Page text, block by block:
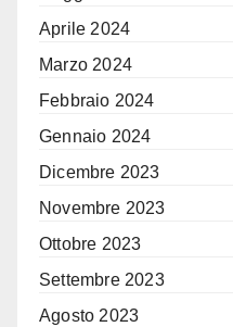
Aprile 2024
Marzo 2024
Febbraio 2024
Gennaio 2024
Dicembre 2023
Novembre 2023
Ottobre 2023
Settembre 2023
Agosto 2023